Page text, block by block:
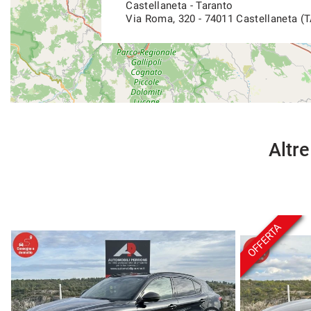
Castellaneta - Taranto
Via Roma, 320 - 74011 Castellaneta
OFFERTA